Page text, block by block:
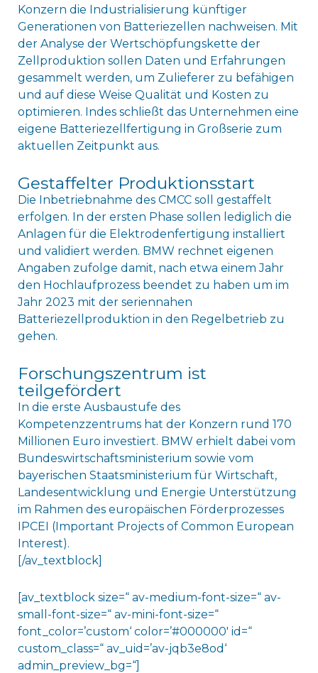
Konzern die Industrialisierung künftiger
Generationen von Batteriezellen nachweisen. Mit
der Analyse der Wertschöpfungskette der
Zellproduktion sollen Daten und Erfahrungen
gesammelt werden, um Zulieferer zu befähigen
und auf diese Weise Qualität und Kosten zu
optimieren. Indes schließt das Unternehmen eine
eigene Batteriezellfertigung in Großserie zum
aktuellen Zeitpunkt aus.
Gestaffelter Produktionsstart
Die Inbetriebnahme des CMCC soll gestaffelt
erfolgen. In der ersten Phase sollen lediglich die
Anlagen für die Elektrodenfertigung installiert
und validiert werden. BMW rechnet eigenen
Angaben zufolge damit, nach etwa einem Jahr
den Hochlaufprozess beendet zu haben um im
Jahr 2023 mit der seriennahen
Batteriezellproduktion in den Regelbetrieb zu
gehen.
Forschungszentrum ist
teilgefördert
In die erste Ausbaustufe des
Kompetenzzentrums hat der Konzern rund 170
Millionen Euro investiert. BMW erhielt dabei vom
Bundeswirtschaftsministerium sowie vom
bayerischen Staatsministerium für Wirtschaft,
Landesentwicklung und Energie Unterstützung
im Rahmen des europäischen Förderprozesses
IPCEI (Important Projects of Common European
Interest).
[/av_textblock]
[av_textblock size=“ av-medium-font-size=“ av-
small-font-size=“ av-mini-font-size=“
font_color=’custom‘ color=’#000000′ id=“
custom_class=“ av_uid=’av-jqb3e8od‘
admin_preview_bg=“]